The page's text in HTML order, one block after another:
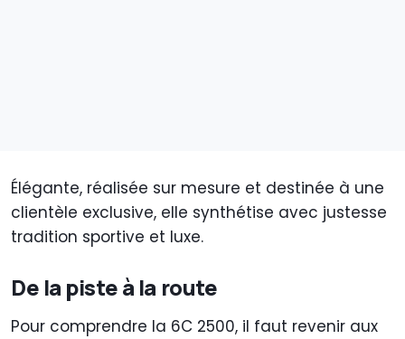
Élégante, réalisée sur mesure et destinée à une
clientèle exclusive, elle synthétise avec justesse
tradition sportive et luxe.
De la piste à la route
Pour comprendre la 6C 2500, il faut revenir aux